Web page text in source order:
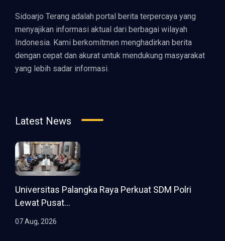
Sidoarjo Terang adalah portal berita terpercaya yang
menyajikan informasi aktual dari berbagai wilayah
Indonesia. Kami berkomitmen menghadirkan berita
dengan cepat dan akurat untuk mendukung masyarakat
yang lebih sadar informasi.
Latest News
Universitas Palangka Raya Perkuat SDM Polri
Lewat Pusat...
07 Aug, 2026